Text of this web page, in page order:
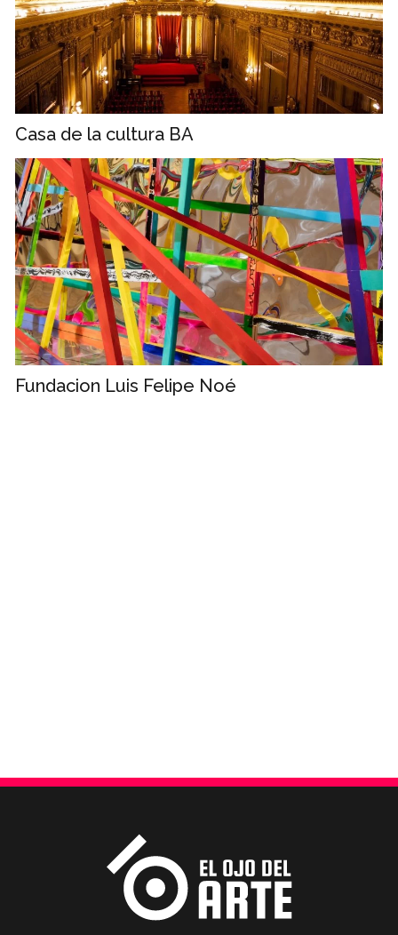
Casa de la cultura BA
Fundacion Luis Felipe Noé